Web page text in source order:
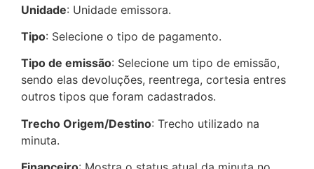
Unidade: Unidade emissora.
Tipo: Selecione o tipo de pagamento.
Tipo de emissão: Selecione um tipo de emissão,
sendo elas devoluções, reentrega, cortesia entres
outros tipos que foram cadastrados.
Trecho Origem/Destino: Trecho utilizado na
minuta.